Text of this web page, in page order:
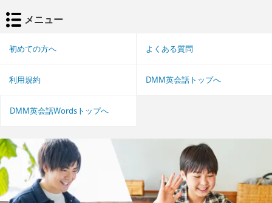
メニュー
初めての方へ よくある質問
利用規約 DMM英会話トップへ
DMM英会話Wordsトップへ